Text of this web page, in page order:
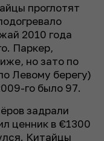
проглотят
2010 года
Паркер,
но зато по
Левому берегу)
го было 97.
задрали
ценник в €1300
Китайцы